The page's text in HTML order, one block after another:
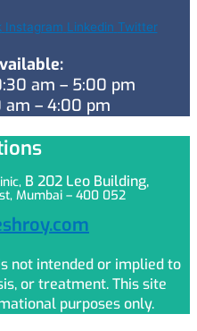
Instagram Linkedin Twitter
am – 5:00 pm
am – 4:00 pm
B 202 Leo Building,
Mumbai – 400 052
not intended or implied to
or treatment. This site
purposes only.